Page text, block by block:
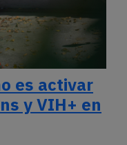
es activar
y VIH+ en